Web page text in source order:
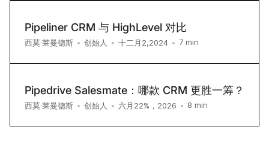
Pipeliner CRM 与 HighLevel 对比
西莫·莱曼德斯 • 创始人 • 十二月2,2024 • 7 min
Pipedrive Salesmate：哪款 CRM 更胜一筹？
西莫·莱曼德斯 • 创始人 • 六月22%，2026 • 8 min